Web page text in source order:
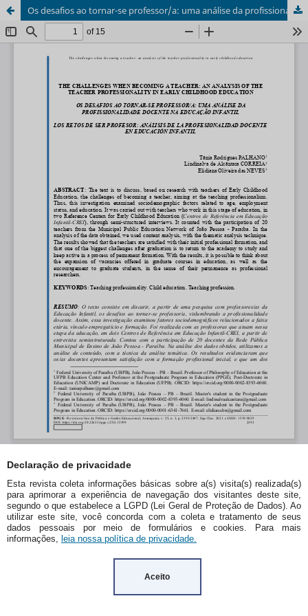
Declaração de privacidade
Esta revista coleta informações básicas sobre a(s) visita(s) realizada(s)
para aprimorar a experiência de navegação dos visitantes deste site,
segundo o que estabelece a LGPD (Lei Geral de Proteção de Dados). Ao
utilizar este site, você concorda com a coleta e tratamento de seus
dados pessoais por meio de formulários e cookies. Para mais
informações, leia nossa política de privacidade.
Aceito
Os desafios ao tornar-se professor/a: uma análise da profissionalidade docente na educação infantil